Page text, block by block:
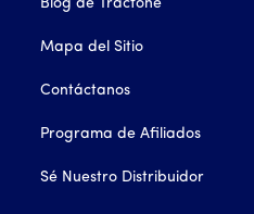
Blog de Tracfone
Mapa del Sitio
Contáctanos
Programa de Afiliados
Sé Nuestro Distribuidor